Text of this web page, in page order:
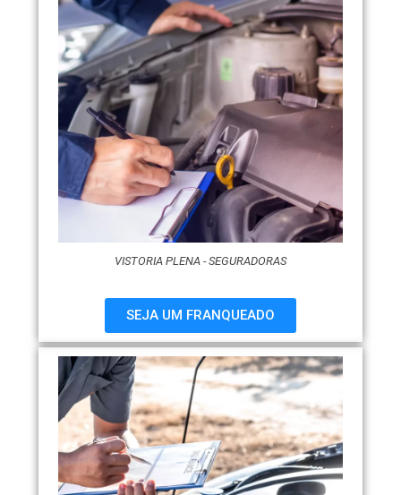
VISTORIA PLENA - SEGURADORAS
SEJA UM FRANQUEADO